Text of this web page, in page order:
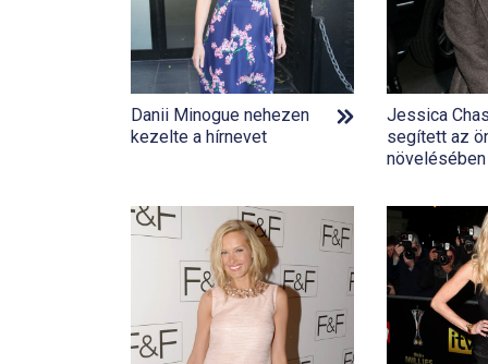
Danii Minogue nehezen
kezelte a hírnevet
Jessica
segített az
növelésében